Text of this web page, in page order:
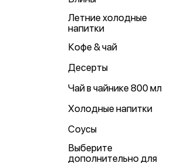
Летние холодные
напитки
Кофе & чай
Десерты
Чай в чайнике 800 мл
Холодные напитки
Соусы
Выберите
дополнительно для